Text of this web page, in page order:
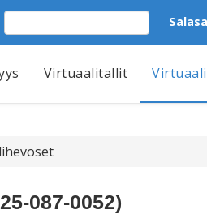
Virtuaalitallit
087-0052)